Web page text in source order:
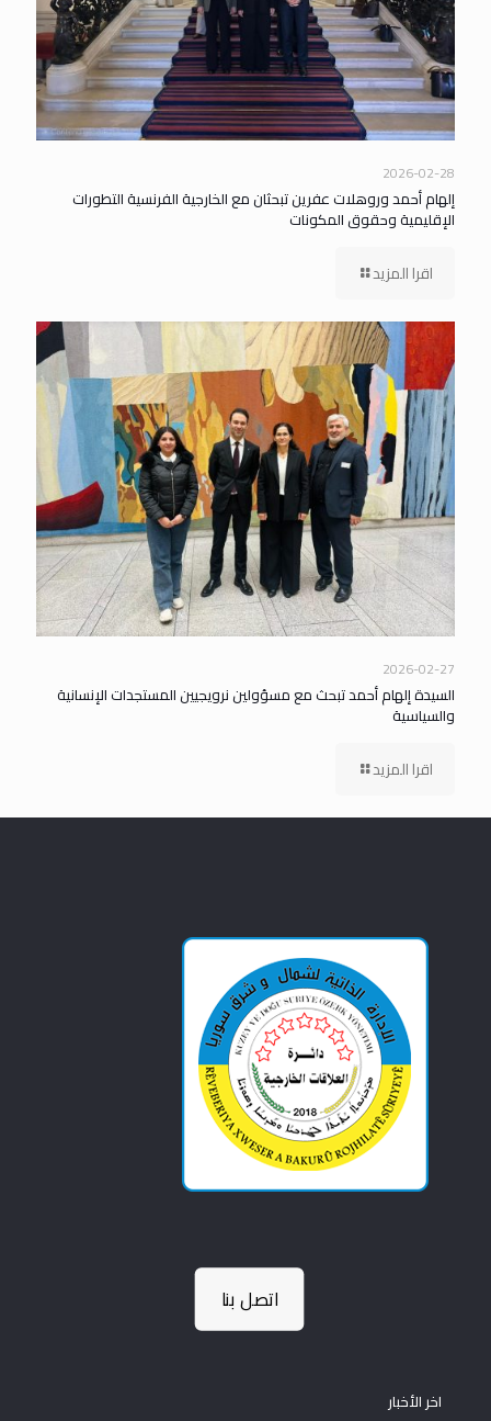
2026-02-28
إلهام أحمد وروهلات عفرين تبحثان مع الخارجية الفرنسية التطورات
الإقليمية وحقوق المكونات
اقرا المزيد
2026-02-27
السيدة إلهام أحمد تبحث مع مسؤولين نرويجيين المستجدات الإنسانية
والسياسية
اقرا المزيد
اتصل بنا
اخر الأخبار